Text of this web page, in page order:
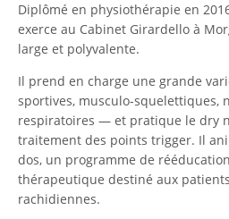
Diplômé en physiothérapie en
exerce au Cabinet Girardello à
large et polyvalente.
Il prend en charge une grande
sportives, musculo-squelettiques,
respiratoires — et pratique le dry
traitement des points trigger. Il
dos, un programme de
thérapeutique destiné aux
rachidiennes.